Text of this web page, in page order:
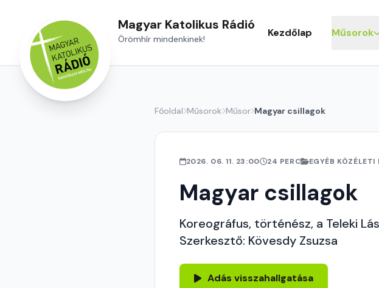
Magyar Katolikus Rádió
Örömhír mindenkinek! Kezdőlap Műsorok
Főoldal Műsorok Műsor Magyar csillagok
2026. 06. 11. 23:00 24 PERC EGYÉB KÖZÉLETI
Magyar csillagok
Koreográfus, történész, a Teleki
Szerkesztő: Kövesdy Zsuzsa
Adás visszahallgatása